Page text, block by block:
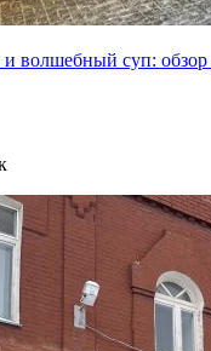
волшебный суп: обзор